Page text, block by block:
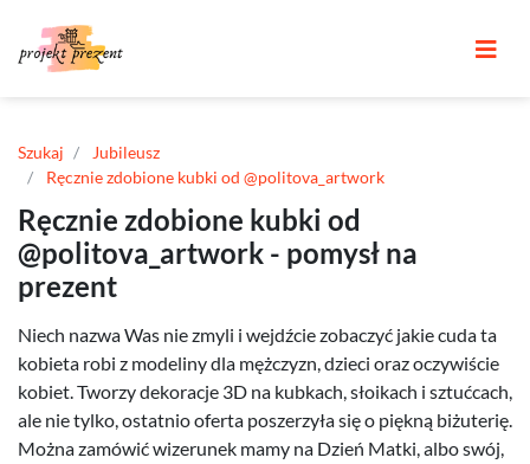
Szukaj
Jubileusz
Ręcznie zdobione kubki od @politova_artwork
Ręcznie zdobione kubki od
@politova_artwork - pomysł na
prezent
Niech nazwa Was nie zmyli i wejdźcie zobaczyć jakie cuda ta
kobieta robi z modeliny dla mężczyzn, dzieci oraz oczywiście
kobiet. Tworzy dekoracje 3D na kubkach, słoikach i sztućcach,
ale nie tylko, ostatnio oferta poszerzyła się o piękną biżuterię.
Można zamówić wizerunek mamy na Dzień Matki, albo swój,